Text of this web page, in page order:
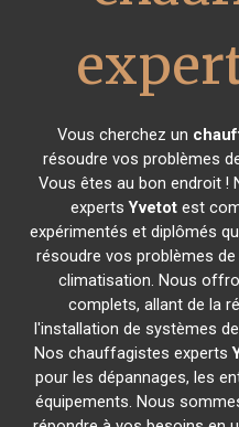
Vous cherchez un
résoudre vos problèmes
Vous êtes au bon endroit !
expertsYvetotest
expérimentés et diplômés
résoudre vos problèmes
climatisation. Nous
complets, allant de la
l'installation de systèmes
Nos chauffagistes experts
pour les dépannages, les
équipements. Nous